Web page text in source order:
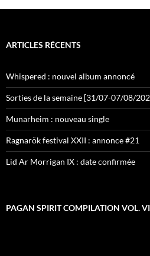
ARTICLES RÉCENTS
Whispered : nouvel album annoncé
Sorties de la semaine [31/07-07/08/
Munarheim : nouveau single
Ragnarök festival XXII : annonce #21
Lid Ar Morrigan IX : date confirmée
PAGAN SPIRIT COMPILATION VOL. VI